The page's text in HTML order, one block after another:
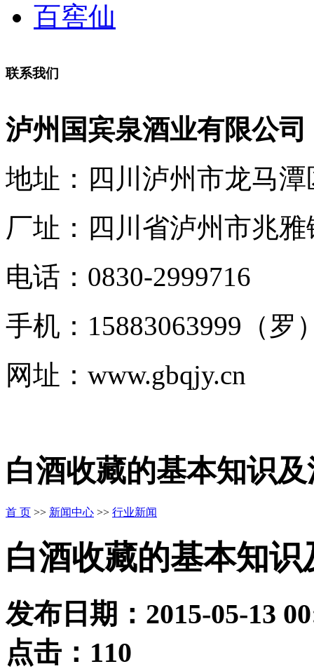
百窖仙
联系我们
泸州国宾泉酒业有限公司
地址：四川泸州市龙马
厂址：四川省泸州市兆雅
电话：0830-2999716
手机：15883063999（罗
网址：www.gbqjy.cn
白酒收藏的基本知识
首 页 >> 新闻中心 >> 行业新闻
白酒收藏的基本知识
发布日期： 2015-05-13
点击： 110